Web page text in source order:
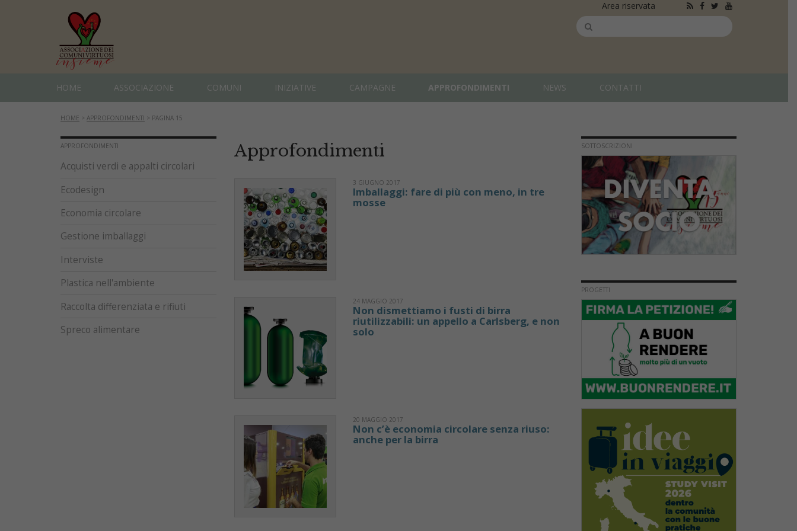
Area riservata
HOME ASSOCIAZIONE COMUNI INIZIATIVE CAMPAGNE APPROFONDIMENTI NEWS CONTATTI
HOME > APPROFONDIMENTI > PAGINA 15
APPROFONDIMENTI
Acquisti verdi e appalti circolari
Ecodesign
Economia circolare
Gestione imballaggi
Interviste
Plastica nell'ambiente
Raccolta differenziata e rifiuti
Spreco alimentare
Approfondimenti
3 GIUGNO 2017
Imballaggi: fare di più con meno, in tre
mosse
24 MAGGIO 2017
Non dismettiamo i fusti di birra
riutilizzabili: un appello a Carlsberg, e non
solo
20 MAGGIO 2017
Non c’è economia circolare senza riuso:
anche per la birra
SOTTOSCRIZIONI
PROGETTI